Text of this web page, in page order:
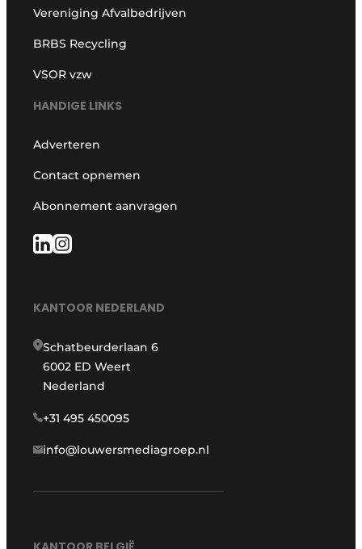
Vereniging Afvalbedrijven
BRBS Recycling
VSOR vzw
HANDIGE LINKS
Adverteren
Contact opnemen
Abonnement aanvragen
KANTOOR NEDERLAND
Schatbeurderlaan 6
6002 ED Weert
Nederland
+31 495 450095
info@louwersmediagroep.nl